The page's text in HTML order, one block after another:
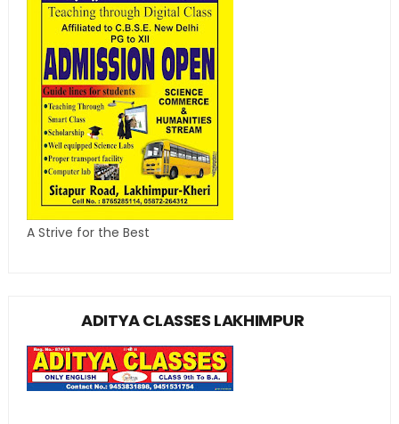
A Strive for the Best
ADITYA CLASSES LAKHIMPUR